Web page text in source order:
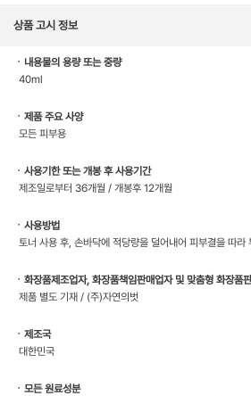
상품 고시 정보
ㆍ내용물의 용량 또는 중량
40ml
ㆍ제품 주요 사양
모든 피부용
ㆍ사용기한 또는 개봉 후 사용기간
제조일로부터 36개월 / 개봉후 12개월
ㆍ사용방법
토너 사용 후, 손바닥에 적당량을 덜어내어 피부결을 따라
ㆍ화장품제조업자, 화장품책임판매업자 및 맞춤형 화장품
제품 별도 기재 / (주)자연의벗
ㆍ제조국
대한민국
ㆍ모든 원료성분